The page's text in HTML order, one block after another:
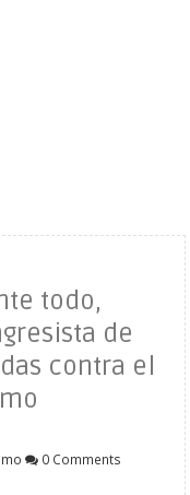
todo,
de
contra el
0 Comments